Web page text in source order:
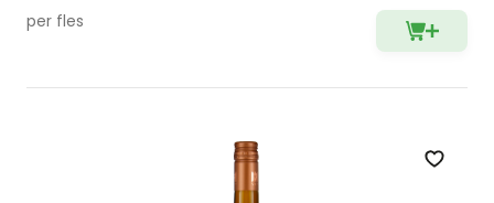
per fles
Zet